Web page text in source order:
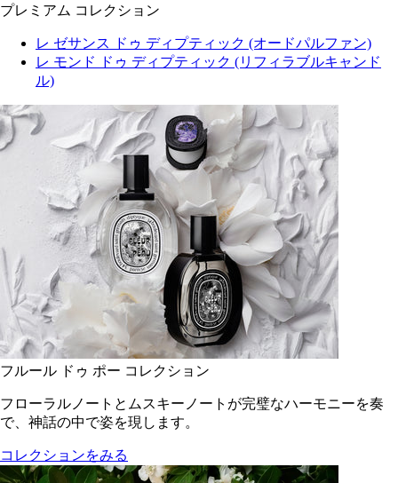
プレミアム コレクション
レ ゼサンス ドゥ ディプティック (オードパルファン)
レ モンド ドゥ ディプティック (リフィラブルキャンド
ル)
フルール ドゥ ポー コレクション
フローラルノートとムスキーノートが完璧なハーモニーを奏
で、神話の中で姿を現します。
コレクションをみる